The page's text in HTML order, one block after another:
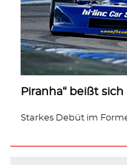
Piranha“ beißt
Starkes Debüt im